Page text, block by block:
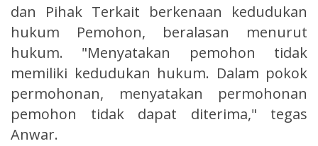
dan Pihak Terkait berkenaan kedudukan
hukum Pemohon, beralasan menurut
hukum. "Menyatakan pemohon tidak
memiliki kedudukan hukum. Dalam pokok
permohonan, menyatakan permohonan
pemohon tidak dapat diterima," tegas
Anwar.